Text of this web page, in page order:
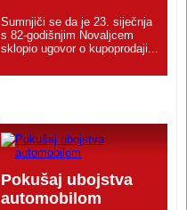
Sumnjiči se da je 23. siječnja
s 82-godišnjim Novaljcem
sklopio ugovor o kupoprodaji...
Pokušaj ubojstva
automobilom